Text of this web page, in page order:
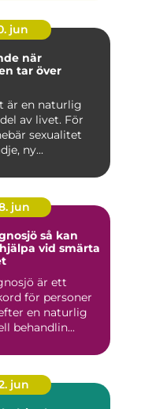
jun
när
tar över
är en naturlig
av livet. För
sexualitet
ny...
jun
så kan
vid smärta
är ett
för personer
en naturlig
behandlin...
jun